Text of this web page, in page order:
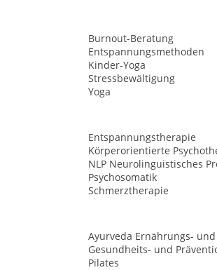
Burnout-Beratung
Entspannungsmethoden
Kinder-Yoga
Stressbewältigung
Yoga
Entspannungstherapie
Körperorientierte
NLP Neurolinguistisches
Psychosomatik
Schmerztherapie
Ayurveda Ernährungs-
Gesundheits- und
Pilates